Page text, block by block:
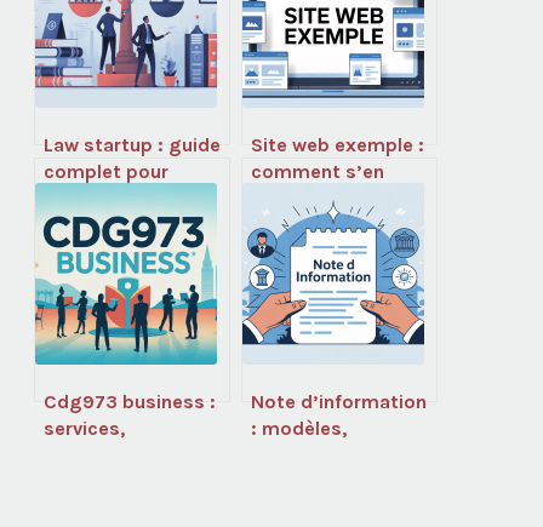
Law startup : guide
complet pour
sécuriser et
développer votre
legaltech
Site web exemple :
comment s’en
intelligemment
sans nuire à votre
seo
Cdg973 business :
services,
Note d’information
: modèles,